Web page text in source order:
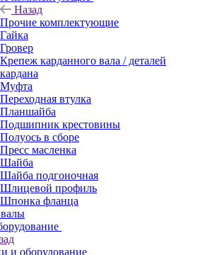
Назад
Прочие комплектующие
Гайка
Гровер
Крепеж карданного вала / деталей
кардана
Муфта
Переходная втулка
Планшайба
Подшипник крестовины
Полуось в сборе
Пресс масленка
Шайба
Шайба подгоночная
Шлицевой профиль
Шпонка фланца
и оборудование